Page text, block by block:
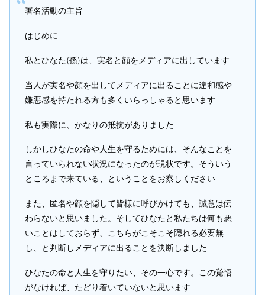
署名活動の主旨
はじめに
私とひなた(孫)は、実名と顔をメディアに出しています
当人が実名や顔を出してメディアに出ることに違和感や
嫌悪感を持たれる方も多くいらっしゃると思います
私も実際に、かなりの抵抗がありました
しかしひなたの命や人生を守るためには、そんなことを
言っていられない状況になったのが現状です。そういう
ところまで来ている、ということをお察しください
また、匿名や顔を隠して皆様に呼びかけても、誠意は伝
わらないと思いました。そしてひなたと私たちは何も悪
いことはしておらず、こちらがこそこそ隠れる必要無
し、と判断しメディアに出ることを決断しました
ひなたの命と人生を守りたい、その一心です。この覚悟
がなければ、たどり着いていないと思います